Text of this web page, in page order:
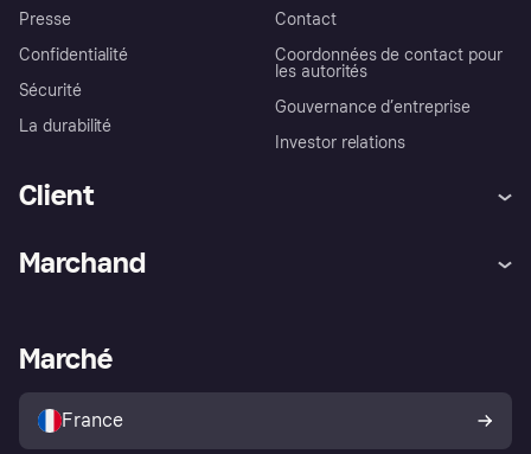
Presse
Confidentialité
Sécurité
La durabilité
Contact
Coordonnées de contact pour
les autorités
Gouvernance d’entreprise
Investor relations
Client
Explorez les magasins
Politique de protection de
l’acheteur Klarna
Marchand
Portail Marchand
Marché
France